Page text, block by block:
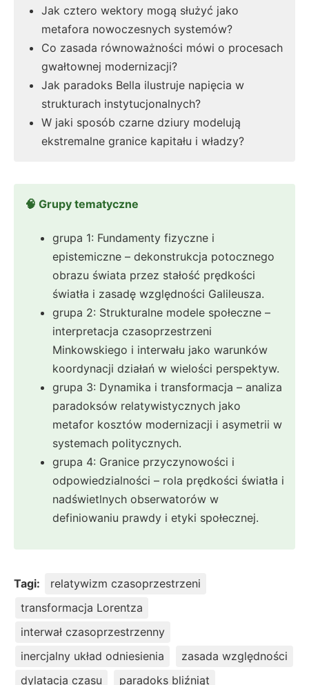
Jak cztero wektory mogą służyć jako
metafora nowoczesnych systemów?
Co zasada równoważności mówi o procesach
gwałtownej modernizacji?
Jak paradoks Bella ilustruje napięcia w
strukturach instytucjonalnych?
W jaki sposób czarne dziury modelują
ekstremalne granice kapitału i władzy?
🧠 Grupy tematyczne
grupa 1: Fundamenty fizyczne i
epistemiczne – dekonstrukcja potocznego
obrazu świata przez stałość prędkości
światła i zasadę względności Galileusza.
grupa 2: Strukturalne modele społeczne –
interpretacja czasoprzestrzeni
Minkowskiego i interwału jako warunków
koordynacji działań w wielości perspektyw.
grupa 3: Dynamika i transformacja – analiza
paradoksów relatywistycznych jako
metafor kosztów modernizacji i asymetrii w
systemach politycznych.
grupa 4: Granice przyczynowości i
odpowiedzialności – rola prędkości światła i
nadświetlnych obserwatorów w
definiowaniu prawdy i etyki społecznej.
Tagi:
relatywizm czasoprzestrzeni
transformacja Lorentza
interwał czasoprzestrzenny
inercjalny układ odniesienia
zasada względności
dylatacja czasu
paradoks bliźniąt